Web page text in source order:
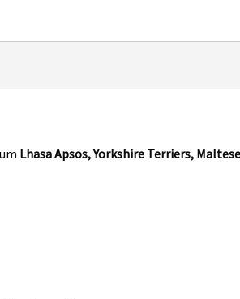
Lhasa Apsos, Yorkshire Terriers,